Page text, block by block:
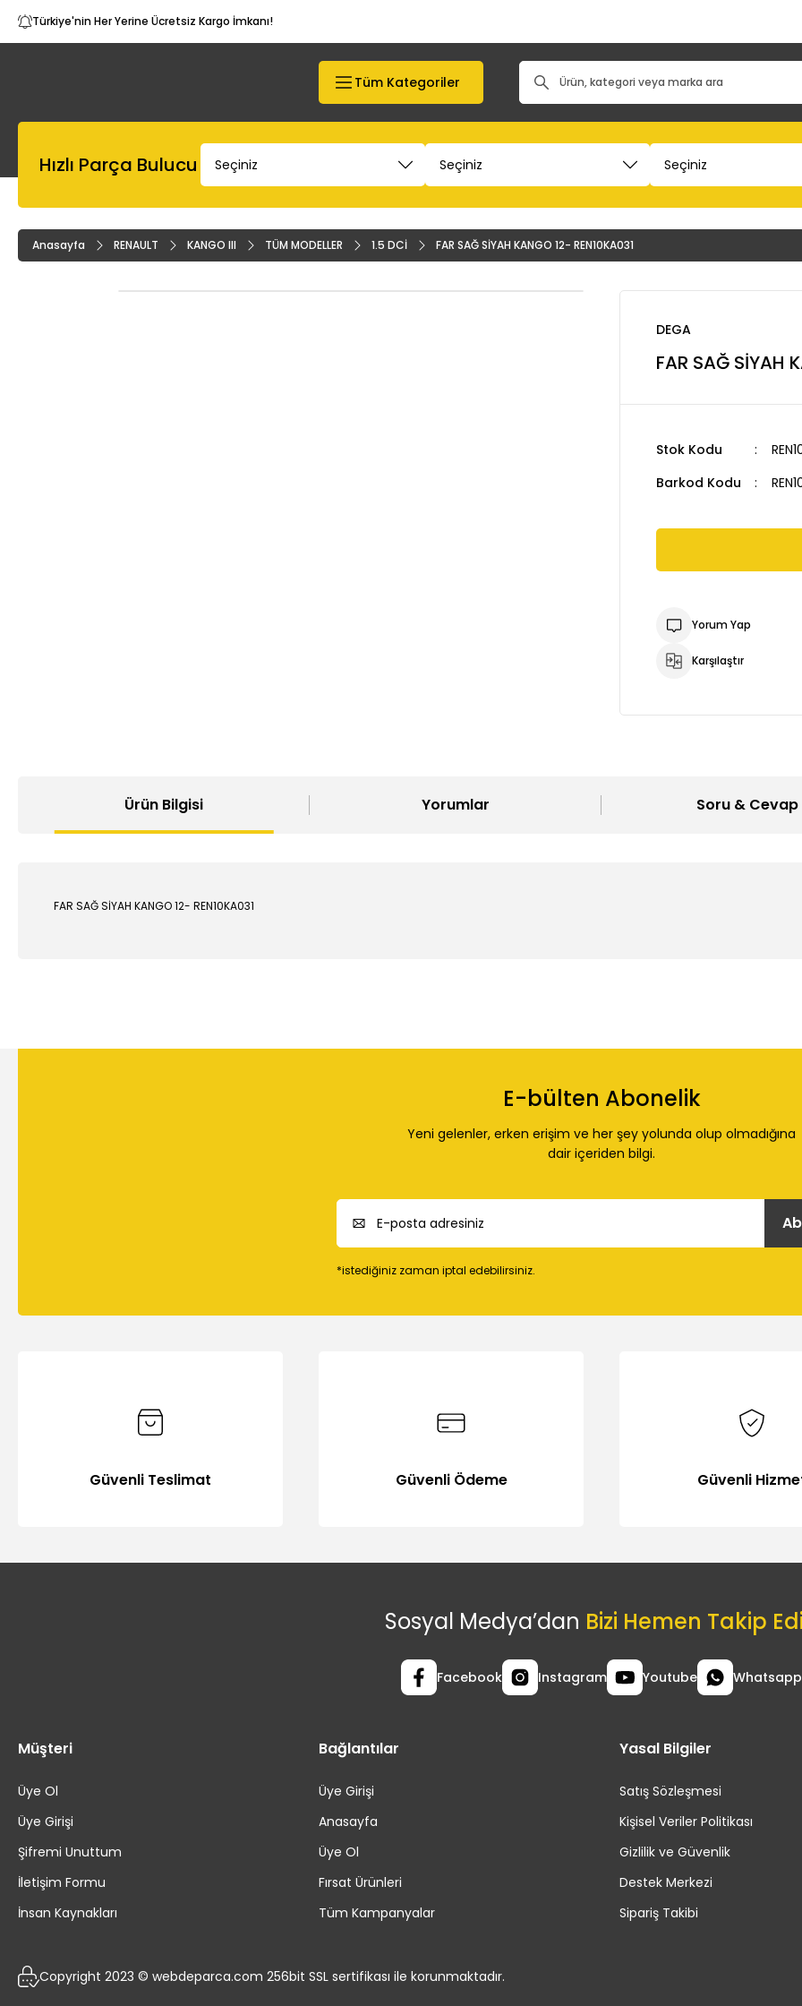
Türkiye'nin Her Yerine Ücretsiz Kargo İmkanı!
Tüm Kategoriler
Hızlı Parça Bulucu
Anasayfa RENAULT KANGO III TÜM MODELLER 1.5 DCİ FAR SAĞ SİYAH KANGO 12- REN10KA031
DEGA
FAR SAĞ SİYAH
Stok Kodu
Barkod Kodu
Yorum Yap
Karşılaştır
Ürün Bilgisi Yorumlar Soru & Cevap
FAR SAĞ SİYAH KANGO 12- REN10KA031
Görüş ve önerileriniz için teşekkür ederiz.
Gönder
E-bülten Abonelik
Yeni gelenler, erken erişim ve her şey yolunda olup olmadığına
dair içeriden bilgi.
*istediğiniz zaman iptal edebilirsiniz.
Güvenli Teslimat Güvenli Ödeme Güvenli
Sosyal Medya’dan Bizi Hemen Takip
Facebook Instagram Youtube Whatsapp
Müşteri
Üye Ol
Üye Girişi
Şifremi Unuttum
İletişim Formu
İnsan Kaynakları
Bağlantılar
Üye Girişi
Anasayfa
Üye Ol
Fırsat Ürünleri
Tüm Kampanyalar
Yasal Bilgiler
Satış Sözleşmesi
Kişisel Veriler Politikası
Gizlilik ve Güvenlik
Destek Merkezi
Sipariş Takibi
Copyright 2023 © webdeparca.com 256bit SSL sertifikası ile korunmaktadır.